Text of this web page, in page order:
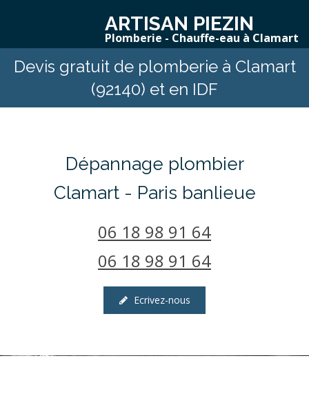
ARTISAN PIEZIN
Plomberie - Chauffe-eau à Clamart
Devis gratuit de plomberie à Clamart
(92140) et en IDF
Dépannage plombier
Clamart - Paris banlieue
06 18 98 91 64
06 18 98 91 64
Ecrivez-nous